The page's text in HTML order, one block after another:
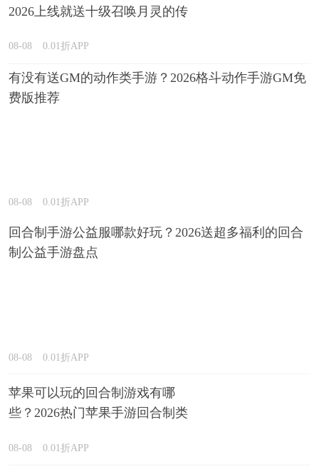
2026上线就送十级召唤月灵的传
08-08 0.01折APP
有没有送GM的动作类手游？2026格斗动作手游GM免
费版推荐
08-08 0.01折APP
回合制手游公益服哪款好玩？2026送超多福利的回合
制公益手游盘点
08-08 0.01折APP
苹果可以玩的回合制游戏有哪
些？2026热门苹果手游回合制类
08-08 0.01折APP